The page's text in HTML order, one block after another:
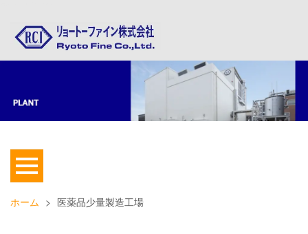
ホーム > 医薬品少量製造工場